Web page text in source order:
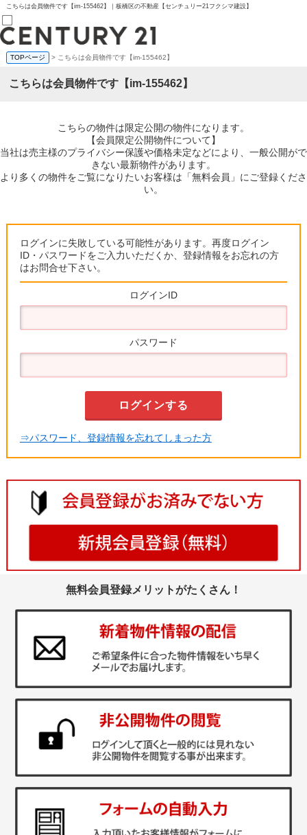
こちらは会員物件です【im-155462】｜板橋区の不動産【センチュリー21フクシマ建設】
0120-800-844
賃貸部
会員メニュー
ログイン
物件閲覧履歴
学区から探す
町名から探す
マップで探す
住宅ローン控除シミュレータ
新築戸建て
TOPページ > こちらは会員物件です【im-155462】
こちらは会員物件です【im-155462】
こちらの物件は限定公開の物件になります。
【会員限定公開物件について】
当社は売主様のプライバシー保護や価格未定などにより、一般公開がで
きない最新物件があります。
より多くの物件をご覧になりたいお客様は「無料会員」にご登録くださ
い。
ログインに失敗している可能性があります。再度ログイン
ID・パスワードをご入力いただくか、登録情報をお忘れの方
はお問合せ下さい。
ログインID
パスワード
⇒パスワード、登録情報を忘れてしまった方
無料会員登録メリットがたくさん！